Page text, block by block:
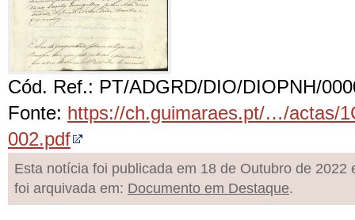
Cód. Ref.: PT/ADGRD/DIO/DIOPNH/
Fonte: https://ch.guimaraes.pt/…/actas/
002.pdf
Esta notícia foi publicada em 18 de Outubro de 2022
foi arquivada em: Documento em Destaque.